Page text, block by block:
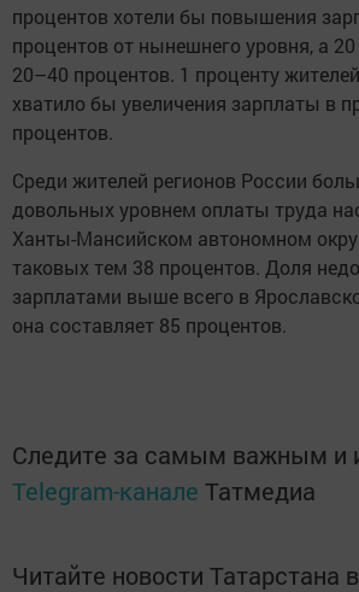
процентов хотели бы повышения
процентов от нынешнего уровня, а
20–40 процентов. 1 проценту
хватило бы увеличения зарплаты в
процентов.
Среди жителей регионов России
довольных уровнем оплаты труда
Ханты-Мансийском автономном
таковых тем 38 процентов. Доля
зарплатами выше всего в
она составляет 85 процентов.
Следите за самым важным и
Telegram-канале Татмедиа
Читайте новости Татарстана в